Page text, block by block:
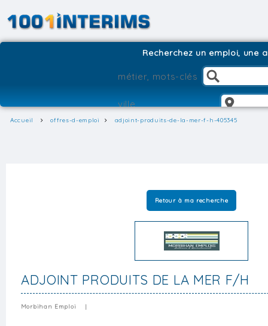
Recherchez un emploi, une
Accueil offres-d-emploi adjoint-produits-de-la-mer-f-h-405345
Retour à ma recherche
ADJOINT PRODUITS DE LA MER F/H
Morbihan Emploi |